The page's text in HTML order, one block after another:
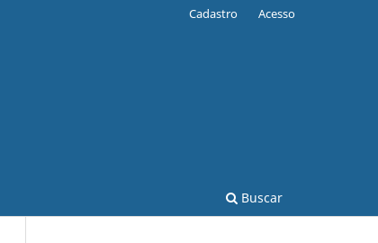
Buscar
Cadastro Acesso